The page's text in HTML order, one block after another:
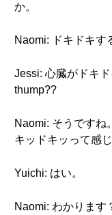
か。
Naomi: ドキドキす
Jessi: 心臓がドキ
thump??
Naomi: そうですね
キッドキッって感じ
Yuichi: はい。
Naomi: わかります